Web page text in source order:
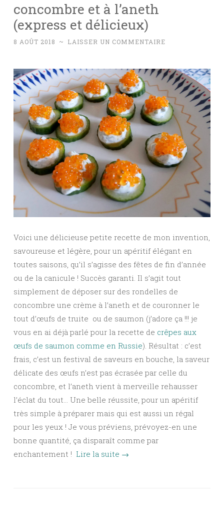
concombre et à l’aneth
(express et délicieux)
8 AOÛT 2018 ~ LAISSER UN COMMENTAIRE
Voici une délicieuse petite recette de mon invention,
savoureuse et légère, pour un apéritif élégant en
toutes saisons, qu’il s’agisse des fêtes de fin d’année
ou de la canicule ! Succès garanti. Il s’agit tout
simplement de déposer sur des rondelles de
concombre une crème à l’aneth et de couronner le
tout d’œufs de truite ou de saumon (j’adore ça !!! je
vous en ai déjà parlé pour la recette de crêpes aux
œufs de saumon comme en Russie). Résultat : c’est
frais, c’est un festival de saveurs en bouche, la saveur
délicate des œufs n’est pas écrasée par celle du
concombre, et l’aneth vient à merveille rehausser
l’éclat du tout… Une belle réussite, pour un apéritif
très simple à préparer mais qui est aussi un régal
pour les yeux ! Je vous préviens, prévoyez-en une
bonne quantité, ça disparaît comme par
enchantement ! Lire la suite →